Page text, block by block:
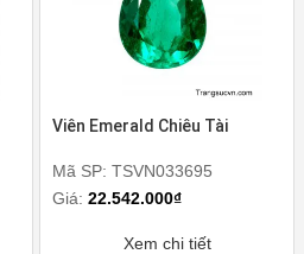
Viên Emerald Chiêu Tài
Mã SP: TSVN033695
Giá:22.542.000₫
Xem chi tiết